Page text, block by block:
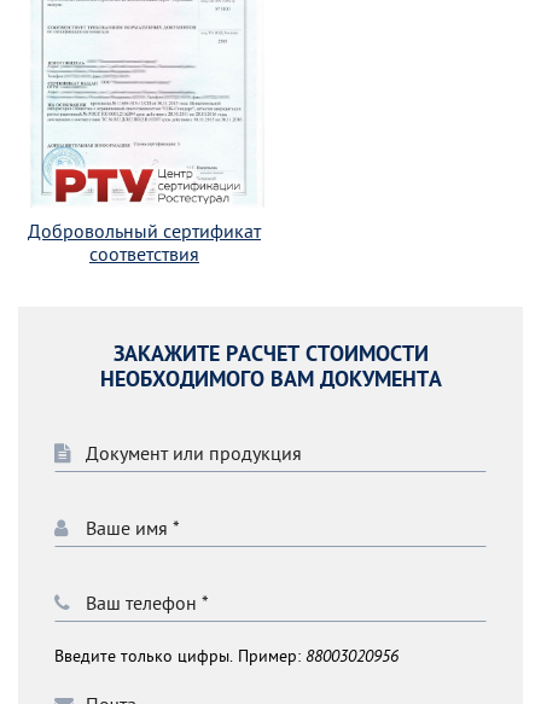
Добровольный сертификат
соответствия
ЗАКАЖИТЕ РАСЧЕТ СТОИМОСТИ
НЕОБХОДИМОГО ВАМ ДОКУМЕНТА
Введите только цифры. Пример: 88003020956